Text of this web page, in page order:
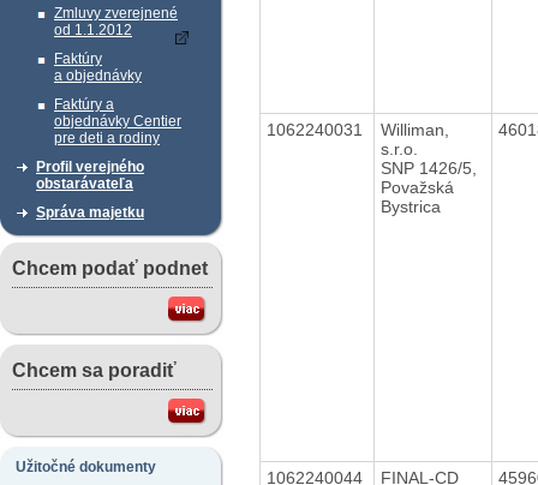
Zmluvy zverejnené
od 1.1.2012
Faktúry
a objednávky
Faktúry a
objednávky Centier
pre deti a rodiny
Profil verejného
obstarávateľa
Správa majetku
Chcem podať podnet
Chcem sa poradiť
Užitočné dokumenty
1062240031
Williman,
s.r.o.
SNP 1426/5,
Považská
Bystrica
1062240044
FINAL-CD